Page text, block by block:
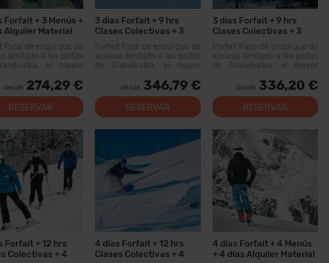
Forfait + 3 Menús +
Alquiler Material
Pase de esquí que da
ilimitado a las pistas
el mayor
Con este forfait
recorrer más de 200
pistas, con opciones
los niveles,
desde 274,29 €
RESERVAR
3 dias Forfait + 9 hrs
Clases Colectivas + 3
dias Alquiler Material
Forfait Pase de esquí que da
acceso ilimitado a las pistas
de Grandvalira, el mayor
Pirineos. Con este forfait
podrás recorrer más de...
desde 346,79 €
RESERVAR
3 días Forfait + 9 hrs
Clases Colectivas + 3
Menús
Forfait Pase de esquí que da
acceso ilimitado a las pistas
de Grandvalira, el mayor
Pirineos. Con este forfait
podrás recorrer más de 200
km de pistas, con opciones
para todos los niveles,
desde 336,20 €
RESERVAR
Forfait + 12 hrs
Colectivas + 4
4 días Forfait + 12 hrs
Clases Colectivas + 4
4 días Forfait + 4 Menús
+ 4 días Alquiler Material